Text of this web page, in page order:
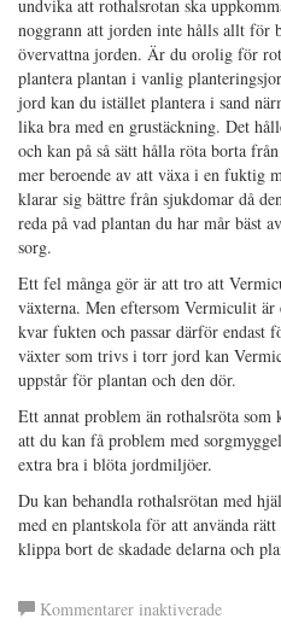
undvika att rothalsrotan ska
noggrann att jorden inte hålls allt för
övervattna jorden. Är du orolig för
plantera plantan i vanlig
jord kan du istället plantera i sand
lika bra med en grustäckning. Det
och kan på så sätt hålla röta borta
mer beroende av att växa i en fuktig
klarar sig bättre från sjukdomar då
reda på vad plantan du har mår bäst
sorg.
Ett fel många gör är att tro att
växterna. Men eftersom Vermiculit
kvar fukten och passar därför
växter som trivs i torr jord kan
uppstår för plantan och den dör.
Ett annat problem än rothalsröta
att du kan få problem med
extra bra i blöta jordmiljöer.
Du kan behandla rothalsrötan med
med en plantskola för att använda
klippa bort de skadade delarna och
Kommentarer inaktiveradeför